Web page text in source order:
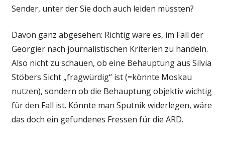
Sender, unter der Sie doch auch leiden müssten?
Davon ganz abgesehen: Richtig wäre es, im Fall der
Georgier nach journalistischen Kriterien zu handeln.
Also nicht zu schauen, ob eine Behauptung aus Silvia
Stöbers Sicht „fragwürdig“ ist (=könnte Moskau
nutzen), sondern ob die Behauptung objektiv wichtig
für den Fall ist. Könnte man Sputnik widerlegen, wäre
das doch ein gefundenes Fressen für die ARD.